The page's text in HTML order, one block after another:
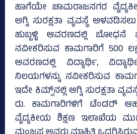
ಹಾಗೆಯೇ ಚಾಮರಾಜನಗರ
ಅಗ್ನಿ ಸುರಕ್ಷತಾ ವ್ಯವಸ್ಥೆ
ಹುಬ್ಬಳ್ಳಿ ಆವರಣದಲ್ಲಿ ಬೋಧನೆ
ನವೀಕರಿಸುವ ಕಾಮಗಾರಿಗೆ 500
ಆವರಣದಲ್ಲಿ ವಿದ್ಯಾರ್ಥಿ,
ನಿಲಯಗಳನ್ನು ನವೀಕರಿಸುವ
ಇದೇ ಕಿಮ್ಸ್‌ನಲ್ಲಿ ಅಗ್ನಿ ಸುರಕ್ಷತಾ
ರು. ಕಾಮಗಾರಿಗಳಿಗೆ ಟೆಂಡರ್‍‌
ವೈದ್ಯಕೀಯ ಶಿಕ್ಷಣ ಇಲಾಖೆಯ